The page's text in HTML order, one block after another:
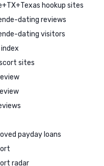
hookup sites
dating reviews
dating visitors
sites
payday loans
radar